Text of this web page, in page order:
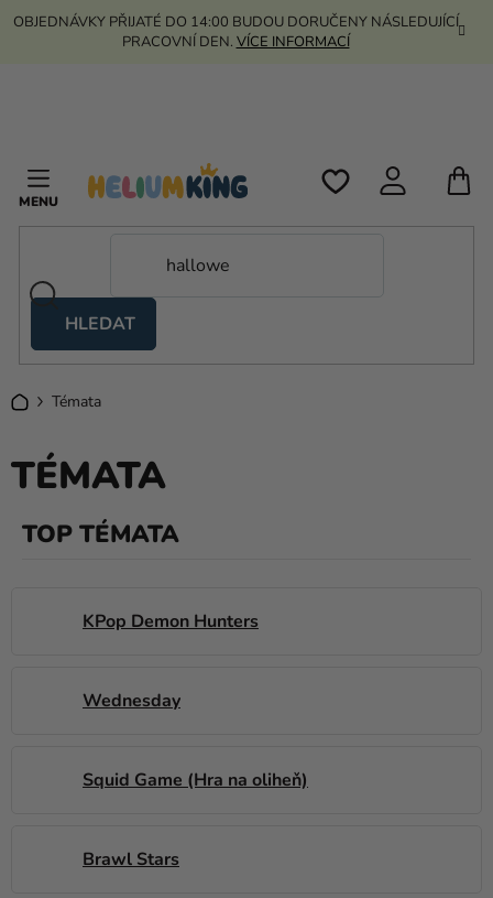
Přejít
OBJEDNÁVKY PŘIJATÉ DO 14:00 BUDOU DORUČENY NÁSLEDUJÍCÍ
PRACOVNÍ DEN. VÍCE INFORMACÍ
HLEDAT
stany
Kanekalon
Helium
a
doplňky
Oblečení
Dárky
Domů Témata
TÉMATA
TOP TÉMATA
KPop Demon Hunters
Wednesday
Squid Game (Hra na oliheň)
Brawl Stars